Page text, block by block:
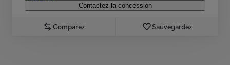
Contactez la concession
Comparez Sauvegardez